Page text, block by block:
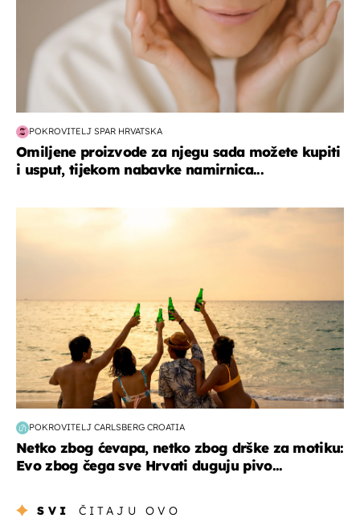
POKROVITELJ SPAR HRVATSKA
Omiljene proizvode za njegu sada možete kupiti
i usput, tijekom nabavke namirnica...
POKROVITELJ CARLSBERG CROATIA
Netko zbog ćevapa, netko zbog drške za motiku:
Evo zbog čega sve Hrvati duguju pivo...
SVI ČITAJU OVO